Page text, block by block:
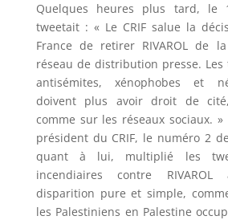
Quelques heures plus tard, le
tweetait : « Le CRIF salue la
France de retirer RIVAROL de
réseau de distribution presse. Les
antisémites, xénophobes et
doivent plus avoir droit de
comme sur les réseaux sociaux.
président du CRIF, le numéro 2
quant à lui, multiplié les
incendiaires contre
disparition pure et simple,
les Palestiniens en Palestine